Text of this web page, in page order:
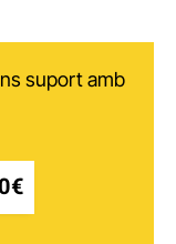
suport amb